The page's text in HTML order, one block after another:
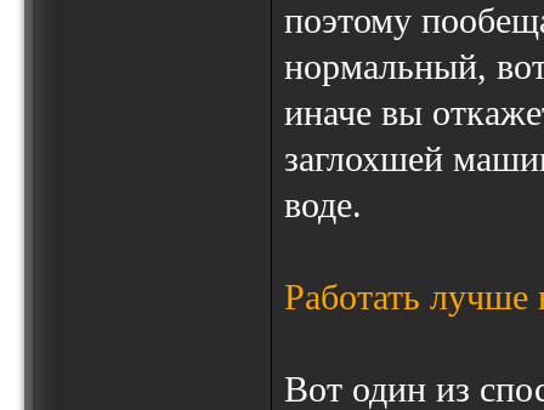
поэтому
нормальный,
иначе вы
заглохшей
воде.
Работать лучше
Вот один из